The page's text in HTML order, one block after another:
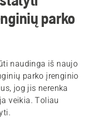
parko
naudinga iš naujo
parko įrenginio
jog jis nerenka
veikia. Toliau